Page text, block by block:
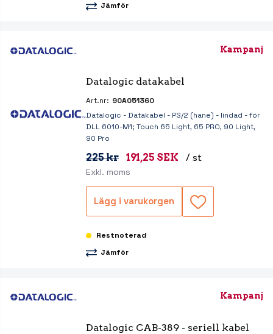
Jämför
Kampanj
Datalogic datakabel
Art.nr: 90A051360
Datalogic - Datakabel - PS/2 (hane) - lindad - för
DLL 6010-M1; Touch 65 Light, 65 PRO, 90 Light,
90 Pro
225 kr 191,25 SEK / st
Exkl. moms
Lägg i varukorgen
Restnoterad
Jämför
Kampanj
Datalogic CAB-389 - seriell kabel